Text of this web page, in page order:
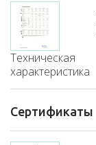
Техническая
характеристика
Сертификаты